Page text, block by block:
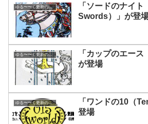
ゆる〜〜く更新の日めくり
「ソードのナイ
Swords）」が登
ゆる〜〜く更新の日めくり
「カップのエー
が登場
ゆる〜〜く更新の日めくり
「ワンドの10（
登場